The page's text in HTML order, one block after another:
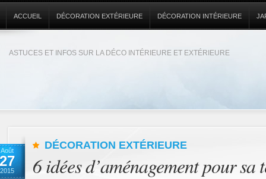
ASTUCES ET INFOS SUR LA DÉCO INTÉRIEURE ET EXTÉRIEURE
ACCUEIL DÉCORATION EXTÉRIEURE DÉCORATION INTÉRIEURE
Août
27
2015
DÉCORATION EXTÉRIEURE
6 idées d’aménagement pour sa